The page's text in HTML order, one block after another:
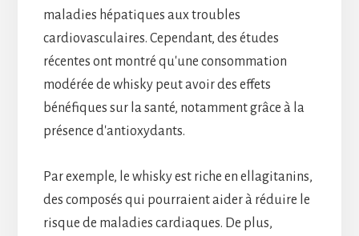
maladies hépatiques aux troubles
cardiovasculaires. Cependant, des études
récentes ont montré qu'une consommation
modérée de whisky peut avoir des effets
bénéfiques sur la santé, notamment grâce à la
présence d'antioxydants.
Par exemple, le whisky est riche en ellagitanins,
des composés qui pourraient aider à réduire le
risque de maladies cardiaques. De plus,